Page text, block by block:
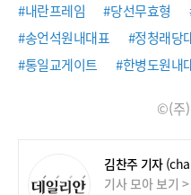
#내란프레임
#당선무효형
#송언석원내대표
#정청래당
#통일교게이트
#한병도원내
©(주)
김찬주 기자
기사 모아 보기 >